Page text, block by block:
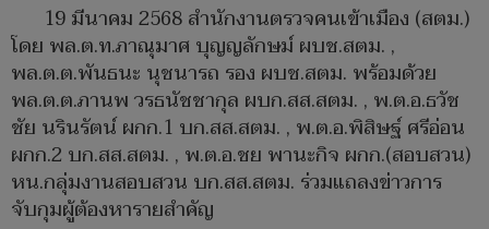
19 มีนาคม 2568 สำนักงานตรวจคนเข้าเมือง (สตม.)
โดย พล.ต.ท.ภาณุมาศ บุญญลักษม์ ผบช.สตม. ,
พล.ต.ต.พันธนะ นุชนารถ รอง ผบช.สตม. พร้อมด้วย
พล.ต.ต.ภานพ วรธนัชชากุล ผบก.สส.สตม. , พ.ต.อ.ธวัช
ชัย นรินรัตน์ ผกก.1 บก.สส.สตม. , พ.ต.อ.พิสิษฐ์ ศรีอ่อน
ผกก.2 บก.สส.สตม. , พ.ต.อ.ชย พานะกิจ ผกก.(สอบสวน)
หน.กลุ่มงานสอบสวน บก.สส.สตม. ร่วมแถลงข่าวการ
จับกุมผู้ต้องหารายสำคัญ